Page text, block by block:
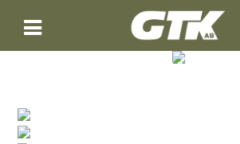
LÖYDÄT UUTUUDET